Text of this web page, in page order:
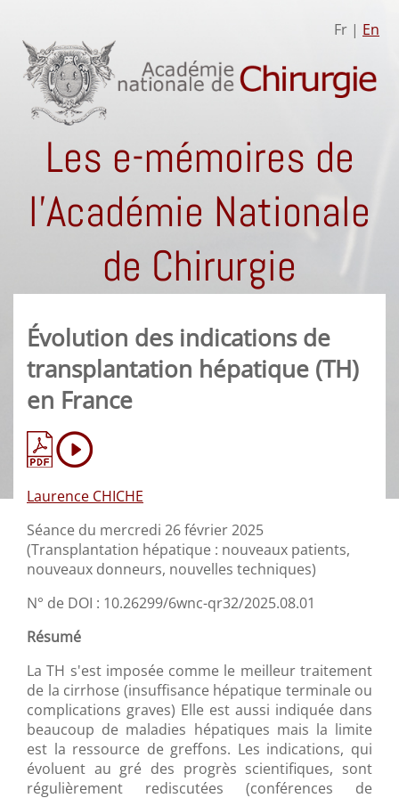
Fr | En
Les e-mémoires de
l'Académie Nationale
de Chirurgie
Évolution des indications de
transplantation hépatique (TH)
en France
Laurence CHICHE
Séance du mercredi 26 février 2025
(Transplantation hépatique : nouveaux patients,
nouveaux donneurs, nouvelles techniques)
N° de DOI : 10.26299/6wnc-qr32/2025.08.01
Résumé
La TH s'est imposée comme le meilleur traitement
de la cirrhose (insuffisance hépatique terminale ou
complications graves) Elle est aussi indiquée dans
beaucoup de maladies hépatiques mais la limite
est la ressource de greffons. Les indications, qui
évoluent au gré des progrès scientifiques, sont
régulièrement rediscutées (conférences de